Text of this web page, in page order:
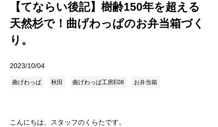
【てならい後記】樹齢150年を超える
天然杉で！曲げわっぱのお弁当箱づく
り。
2023/10/04
曲げわっぱ 秋田 曲げわっぱ工房E08 お弁当箱
こんにちは、スタッフのくらたです。